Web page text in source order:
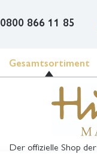
0800 866 11 85
Gesamtsortiment
Der offizielle Shop